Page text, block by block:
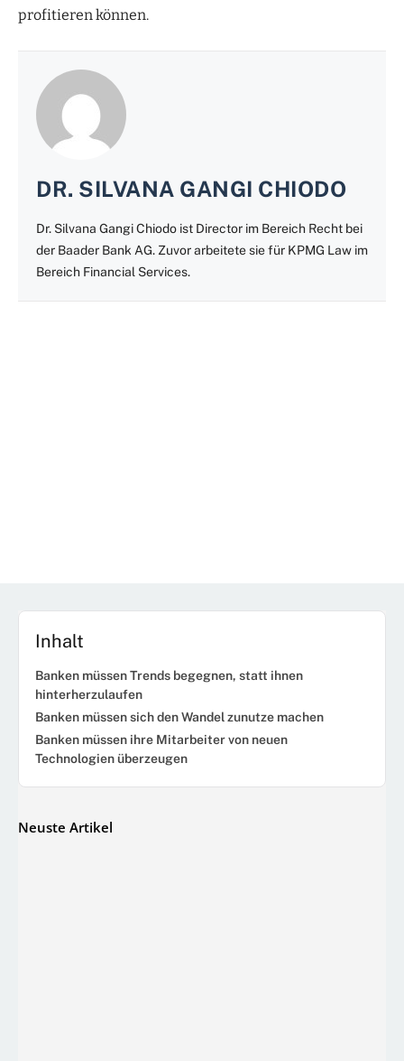
profitieren können.
DR. SILVANA GANGI CHIODO
Dr. Silvana Gangi Chiodo ist Director im Bereich Recht bei
der Baader Bank AG. Zuvor arbeitete sie für KPMG Law im
Bereich Financial Services.
Inhalt
Banken müssen Trends begegnen, statt ihnen
hinterherzulaufen
Banken müssen sich den Wandel zunutze machen
Banken müssen ihre Mitarbeiter von neuen
Technologien überzeugen
Neuste Artikel